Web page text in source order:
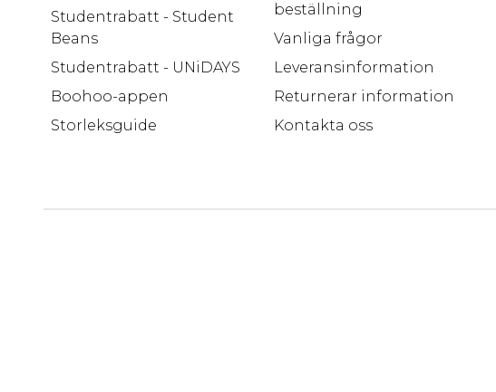
Studentrabatt - Student
Beans
Studentrabatt - UNiDAYS
Boohoo-appen
Storleksguide
beställning
Vanliga frågor
Leveransinformation
Returnerar information
Kontakta oss